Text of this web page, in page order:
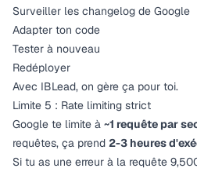
Surveiller les changelog de Google
Adapter ton code
Tester à nouveau
Redéployer
Avec IBLead, on gère ça pour toi.
Limite 5 : Rate limiting strict
Google te limite à ~1 requête par
requêtes, ça prend 2-3 heures
Si tu as une erreur à la requête